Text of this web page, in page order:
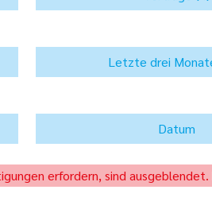
erfordern, sind ausgeblendet.